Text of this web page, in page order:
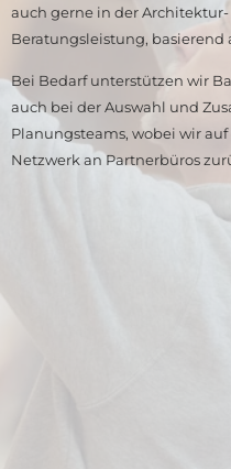
auch gerne in der
Beratungsleistung, basierend
Bei Bedarf unterstützen wir
auch bei der Auswahl und
Planungsteams, wobei wir
Netzwerk an Partnerbüros